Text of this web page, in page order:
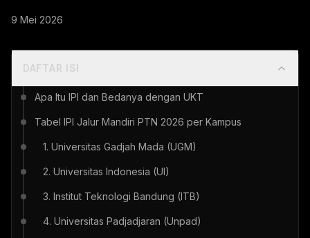
9 Mei 2026
DAFTAR ISI
Apa Itu IPI dan Bedanya dengan UKT
Tabel IPI Jalur Mandiri PTN 2026 per Kampus
1. Universitas Gadjah Mada (UGM)
2. Universitas Indonesia (UI)
3. Institut Teknologi Bandung (ITB)
4. Universitas Padjadjaran (Unpad)